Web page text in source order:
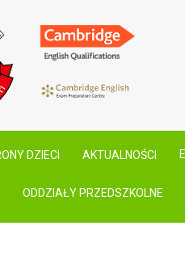
DZIECI AKTUALNOŚCI
ODDZIAŁY PRZEDSZKOLNE